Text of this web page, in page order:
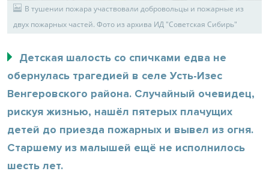
В тушении пожара участвовали добровольцы и пожарные из
двух пожарных частей. Фото из архива ИД "Советская Сибирь"
Детская шалость со спичками едва не
обернулась трагедией в селе Усть-Изес
Венгеровского района. Случайный очевидец,
рискуя жизнью, нашёл пятерых плачущих
детей до приезда пожарных и вывел из огня.
Старшему из малышей ещё не исполнилось
шесть лет.